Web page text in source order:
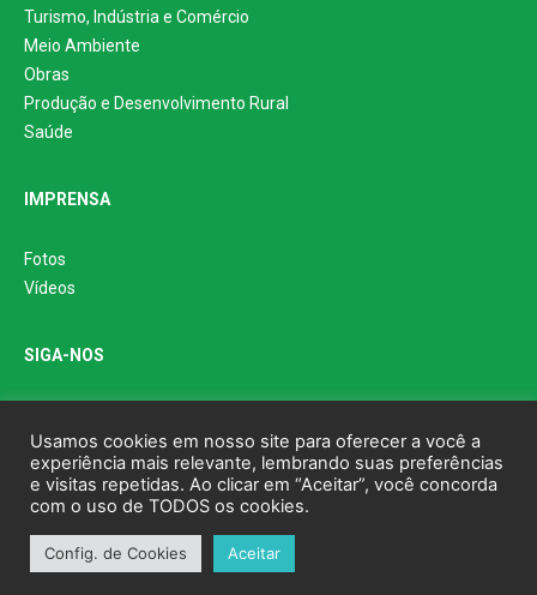
Turismo, Indústria e Comércio
Meio Ambiente
Obras
Produção e Desenvolvimento Rural
Saúde
IMPRENSA
Fotos
Vídeos
SIGA-NOS
Usamos cookies em nosso site para oferecer a você a
experiência mais relevante, lembrando suas preferências
e visitas repetidas. Ao clicar em “Aceitar”, você concorda
com o uso de TODOS os cookies.
Config. de Cookies Aceitar